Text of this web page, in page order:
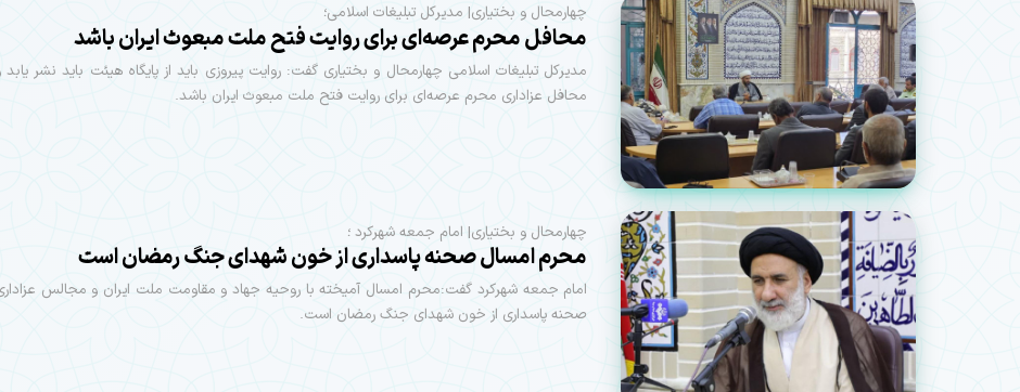
چهارمحال و بختیاری| مدیرکل تبلیغات اسلامی؛
محافل محرم عرصه‌‌ای برای روایت فتح ملت مبعوث ایران باشد
مدیرکل تبلیغات اسلامی چهارمحال و بختیاری گفت: روایت پیروزی باید از پایگاه هیئت‌‌ باید نشر یابد
محافل عزاداری محرم عرصه‌‌ای برای روایت فتح ملت مبعوث ایران باشد.
چهارمحال و بختیاری| امام جمعه شهرکرد ؛
محرم امسال صحنه پاسداری از خون شهدای جنگ رمضان است
امام جمعه شهرکرد گفت:محرم امسال آمیخته با روحیه جهاد و مقاومت ملت ایران و مجالس
صحنه پاسداری از خون شهدای جنگ رمضان است.